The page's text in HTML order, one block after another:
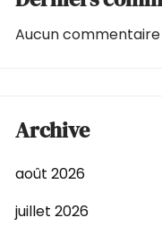
Aucun
Archive
août 2026
juillet 2026